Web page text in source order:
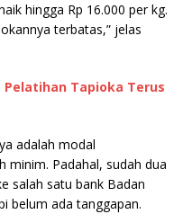
hingga Rp 16.000 per kg.
terbatas,” jelas
Pelatihan Tapioka Terus
adalah modal
minim. Padahal, sudah dua
salah satu bank Badan
belum ada tanggapan.